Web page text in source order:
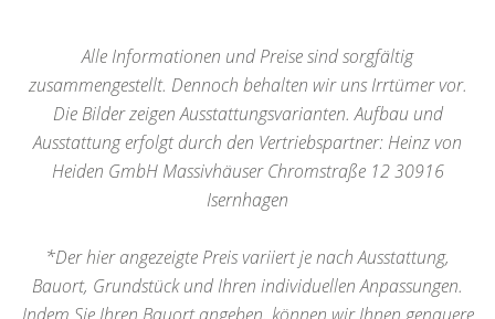
Alle Informationen und Preise sind sorgfältig
zusammengestellt. Dennoch behalten wir uns Irrtümer vor.
Die Bilder zeigen Ausstattungsvarianten. Aufbau und
Ausstattung erfolgt durch den Vertriebspartner: Heinz von
Heiden GmbH Massivhäuser Chromstraße 12 30916
Isernhagen
*Der hier angezeigte Preis variiert je nach Ausstattung,
Bauort, Grundstück und Ihren individuellen Anpassungen.